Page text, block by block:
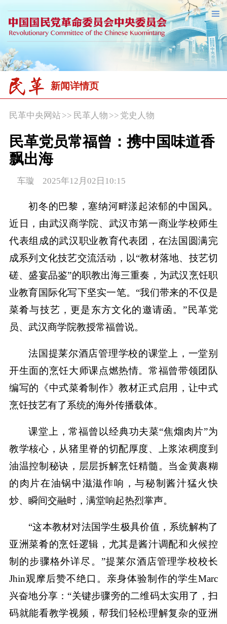
新闻详情页
民革中央网站>> 民革人物 >> 党史人物
民革党员常福曾：携中国味道香
飘出海
车璇 2025年12月02日10:15
初冬的巴黎，塞纳河畔漾起浓郁的中国风。
近日，由武汉商学院、武汉市第一商业学校师生
代表组成的武汉职业教育代表团，在法国圆满完
成系列文化技艺交流活动，以“教材落地、技艺切
磋、盛宴品鉴”的职教出海三重奏，为武汉烹饪职
业教育国际化写下坚实一笔。“我们带来的不仅是
菜肴与技艺，更是东方文化的邀请函。”民革党
员、武汉商学院教授常福曾说。
法国提莱尔酒店管理学校的课堂上，一堂别
开生面的烹饪大师课点燃热情。常福曾带领团队
编写的《中式菜肴制作》教材正式启用，让中式
烹饪技艺有了系统的海外传播载体。
课堂上，常福曾以经典功夫菜“焦熘肉片”为
教学核心，从猪里脊的切配厚度、上浆浓稠度到
油温控制秘诀，层层拆解烹饪精髓。当金黄裹糊
的肉片在油锅中滋滋作响，与秘制酱汁猛火快
炒、瞬间交融时，满堂响起热烈掌声。
“这本教材对法国学生极具价值，系统解构了
亚洲菜肴的烹饪逻辑，尤其是酱汁调配和火候控
制的步骤格外详尽。”提莱尔酒店管理学校校长
Jhin观摩后赞不绝口。亲身体验制作的学生Marc
兴奋地分享：“关键步骤旁的二维码太实用了，扫
码就能看教学视频，帮我们轻松理解复杂的亚洲